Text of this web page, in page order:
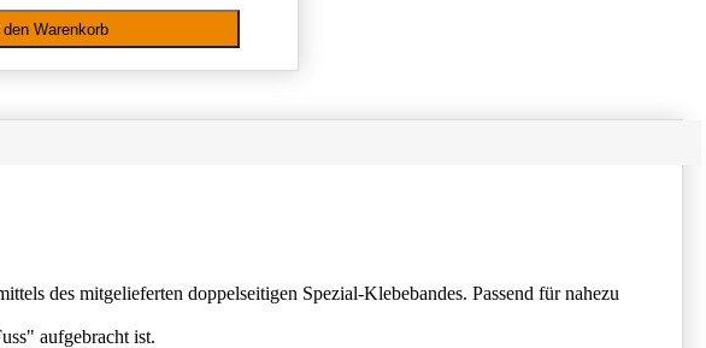
des mitgelieferten doppelseitigen Spezial-Klebebandes. Passend für nahezu
aufgebracht ist.